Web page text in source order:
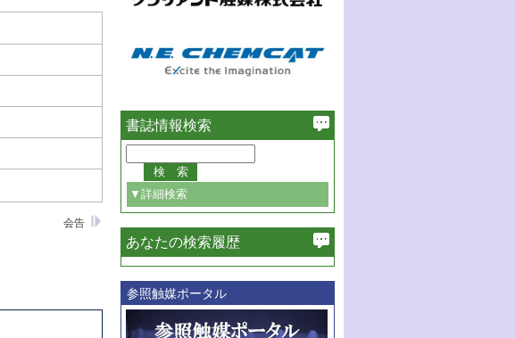
会告
書誌情報検索
▼詳細検索
必ず含む
巻・号指定
巻
号
あなたの検索履歴
参照触媒ポータル